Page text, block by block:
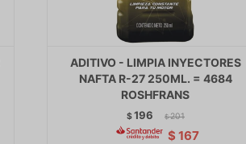
ADITIVO - LIMPIA INYECTORES
NAFTA R-27 250ML. = 4684
ROSHFRANS
$196 $ 201
$ 167